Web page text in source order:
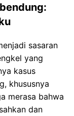
sasaran
yang
kasus
khususnya
merasa bahwa
dan